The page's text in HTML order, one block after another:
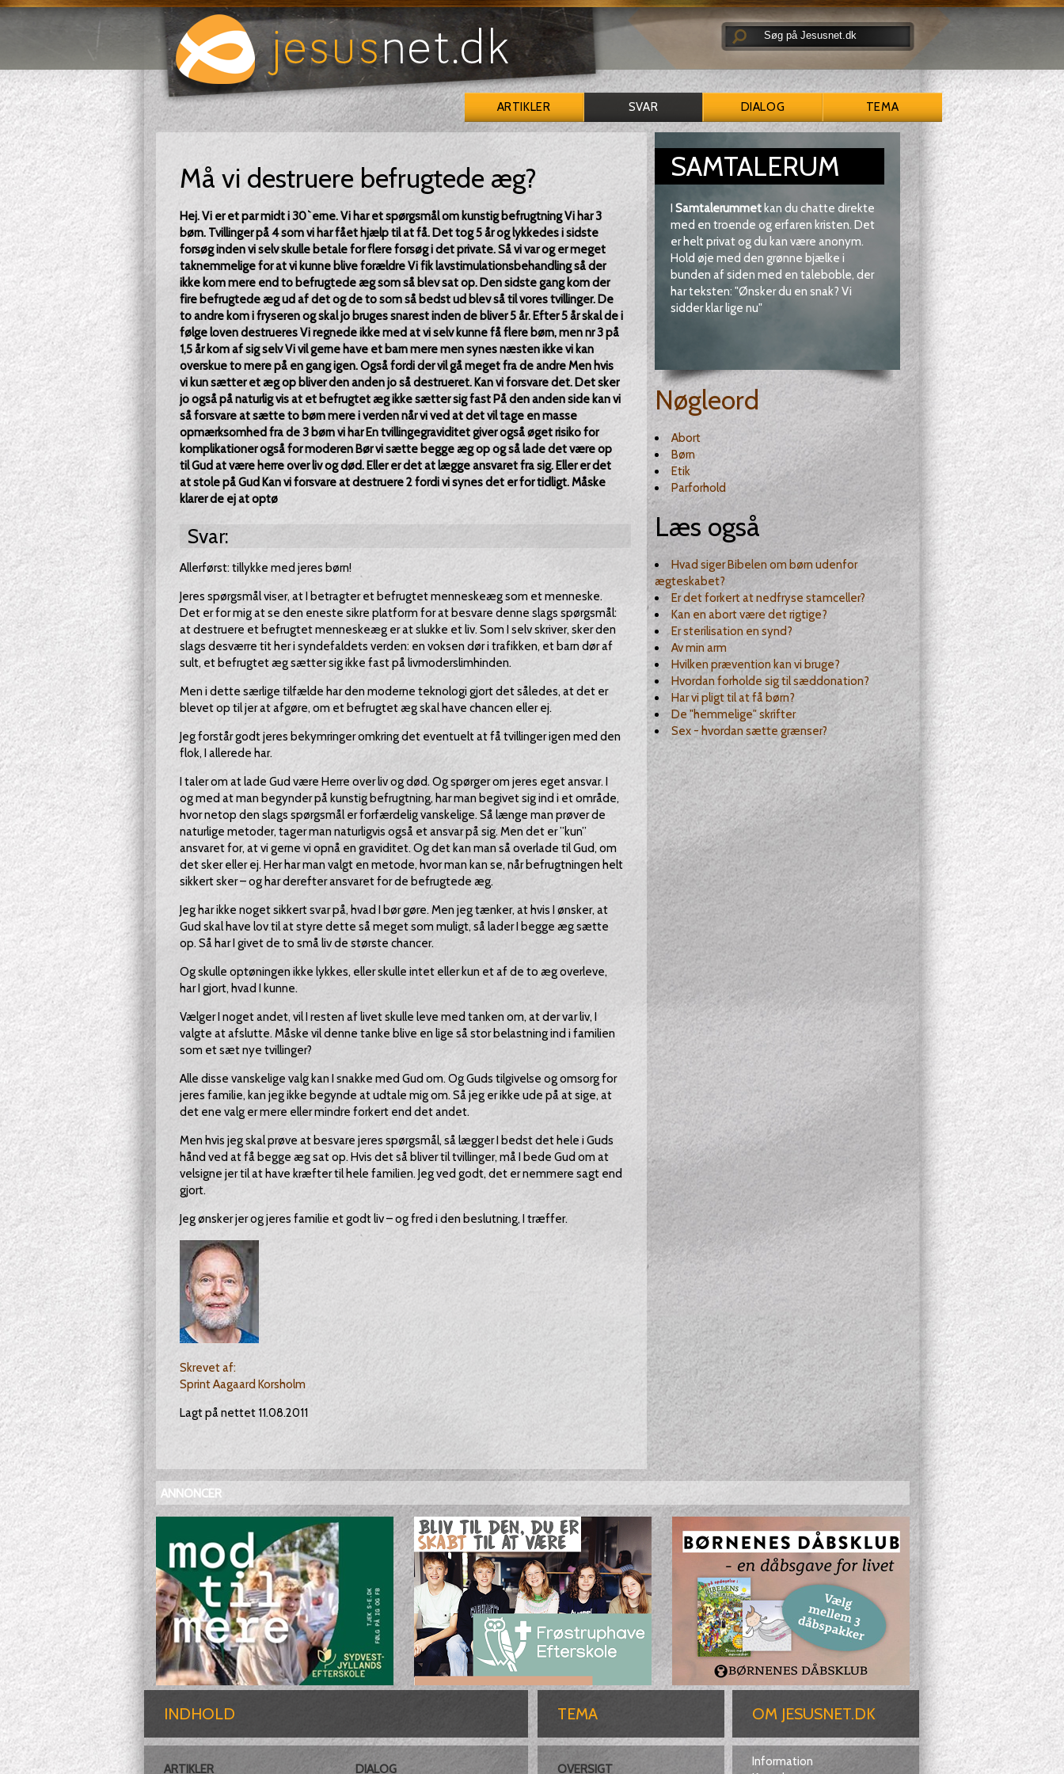
ARTIKLER SVAR DIALOG TEMA
Må vi destruere befrugtede æg?
Hej. Vi er et par midt i 30`erne. Vi har et spørgsmål om kunstig befrugtning Vi har 3
børn. Tvillinger på 4 som vi har fået hjælp til at få. Det tog 5 år og lykkedes i sidste
forsøg inden vi selv skulle betale for flere forsøg i det private. Så vi var og er meget
taknemmelige for at vi kunne blive forældre Vi fik lavstimulationsbehandling så der
ikke kom mere end to befrugtede æg som så blev sat op. Den sidste gang kom der
fire befrugtede æg ud af det og de to som så bedst ud blev så til vores tvillinger. De
to andre kom i fryseren og skal jo bruges snarest inden de bliver 5 år. Efter 5 år skal de i
følge loven destrueres Vi regnede ikke med at vi selv kunne få flere børn, men nr 3 på
1,5 år kom af sig selv Vi vil gerne have et barn mere men synes næsten ikke vi kan
overskue to mere på en gang igen. Også fordi der vil gå meget fra de andre Men hvis
vi kun sætter et æg op bliver den anden jo så destrueret. Kan vi forsvare det. Det sker
jo også på naturlig vis at et befrugtet æg ikke sætter sig fast På den anden side kan vi
så forsvare at sætte to børn mere i verden når vi ved at det vil tage en masse
opmærksomhed fra de 3 børn vi har En tvillingegraviditet giver også øget risiko for
komplikationer også for moderen Bør vi sætte begge æg op og så lade det være op
til Gud at være herre over liv og død. Eller er det at lægge ansvaret fra sig. Eller er det
at stole på Gud Kan vi forsvare at destruere 2 fordi vi synes det er for tidligt. Måske
klarer de ej at optø
Svar:
Allerførst: tillykke med jeres børn!
Jeres spørgsmål viser, at I betragter et befrugtet menneskeæg som et menneske.
Det er for mig at se den eneste sikre platform for at besvare denne slags spørgsmål:
at destruere et befrugtet menneskeæg er at slukke et liv. Som I selv skriver, sker den
slags desværre tit her i syndefaldets verden: en voksen dør i trafikken, et barn dør af
sult, et befrugtet æg sætter sig ikke fast på livmoderslimhinden.
Men i dette særlige tilfælde har den moderne teknologi gjort det således, at det er
blevet op til jer at afgøre, om et befrugtet æg skal have chancen eller ej.
Jeg forstår godt jeres bekymringer omkring det eventuelt at få tvillinger igen med den
flok, I allerede har.
I taler om at lade Gud være Herre over liv og død. Og spørger om jeres eget ansvar. I
og med at man begynder på kunstig befrugtning, har man begivet sig ind i et område,
hvor netop den slags spørgsmål er forfærdelig vanskelige. Så længe man prøver de
naturlige metoder, tager man naturligvis også et ansvar på sig. Men det er ”kun”
ansvaret for, at vi gerne vi opnå en graviditet. Og det kan man så overlade til Gud, om
det sker eller ej. Her har man valgt en metode, hvor man kan se, når befrugtningen helt
sikkert sker – og har derefter ansvaret for de befrugtede æg.
Jeg har ikke noget sikkert svar på, hvad I bør gøre. Men jeg tænker, at hvis I ønsker, at
Gud skal have lov til at styre dette så meget som muligt, så lader I begge æg sætte
op. Så har I givet de to små liv de største chancer.
Og skulle optøningen ikke lykkes, eller skulle intet eller kun et af de to æg overleve,
har I gjort, hvad I kunne.
Vælger I noget andet, vil I resten af livet skulle leve med tanken om, at der var liv, I
valgte at afslutte. Måske vil denne tanke blive en lige så stor belastning ind i familien
som et sæt nye tvillinger?
Alle disse vanskelige valg kan I snakke med Gud om. Og Guds tilgivelse og omsorg for
jeres familie, kan jeg ikke begynde at udtale mig om. Så jeg er ikke ude på at sige, at
det ene valg er mere eller mindre forkert end det andet.
Men hvis jeg skal prøve at besvare jeres spørgsmål, så lægger I bedst det hele i Guds
hånd ved at få begge æg sat op. Hvis det så bliver til tvillinger, må I bede Gud om at
velsigne jer til at have kræfter til hele familien. Jeg ved godt, det er nemmere sagt end
gjort.
Jeg ønsker jer og jeres familie et godt liv – og fred i den beslutning, I træffer.
Skrevet af:
Sprint Aagaard Korsholm
Lagt på nettet 11.08.2011
SAMTALERUM
I Samtalerummetkan du chatte direkte
med en troende og erfaren kristen. Det
er helt privat og du kan være anonym.
Hold øje med den grønne bjælke i
bunden af siden med en taleboble, der
har teksten: "Ønsker du en snak? Vi
sidder klar lige nu"
Nøgleord
Abort
Børn
Etik
Parforhold
Læs også
Hvad siger Bibelen om børn udenfor
ægteskabet?
Er det forkert at nedfryse stamceller?
Kan en abort være det rigtige?
Er sterilisation en synd?
Av min arm
Hvilken prævention kan vi bruge?
Hvordan forholde sig til sæddonation?
Har vi pligt til at få børn?
De "hemmelige" skrifter
Sex - hvordan sætte grænser?
ANNONCER
INDHOLD
ARTIKLER DIALOG
TEMA
OVERSIGT
OM JESUSNET.DK
Information